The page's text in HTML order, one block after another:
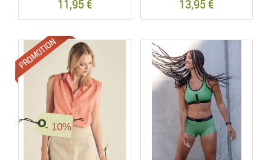
11,95 € 13,95 €
Promotions
- 10%